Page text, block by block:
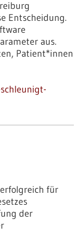
Entscheidung.
aus.
Patient*innen
für
der